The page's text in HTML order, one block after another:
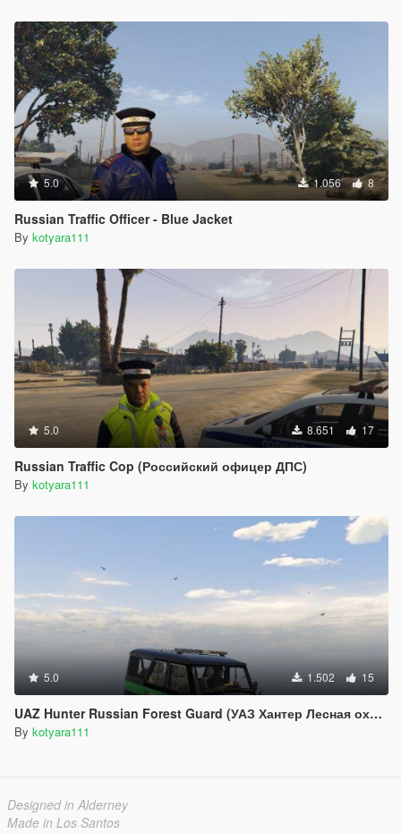
5.0 1.056 8
Russian Traffic Officer - Blue Jacket
By kotyara111
5.0 8.651 17
Russian Traffic Cop (Российский офицер ДПС)
By kotyara111
5.0 1.502 15
UAZ Hunter Russian Forest Guard (УАЗ Хантер Лесная охрана)
By kotyara111
Designed in Alderney
Made in Los Santos